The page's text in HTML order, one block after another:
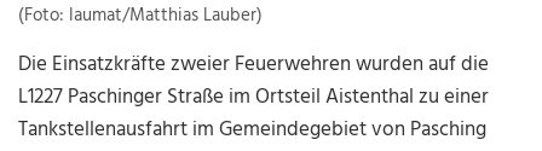
(Foto: laumat/Matthias Lauber)
Die Einsatzkräfte zweier Feuerwehren wurden auf die
L1227 Paschinger Straße im Ortsteil Aistenthal zu einer
Tankstellenausfahrt im Gemeindegebiet von Pasching